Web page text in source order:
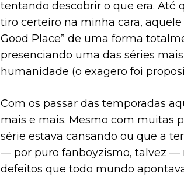
tentando descobrir o que era. Até
tiro certeiro na minha cara,
Good Place” de uma forma
presenciando uma das séries
humanidade (o exagero foi
Com os passar das temporadas
mais e mais. Mesmo com muitas
série estava cansando ou que a
— por puro fanboyzismo, talvez —
defeitos que todo mundo